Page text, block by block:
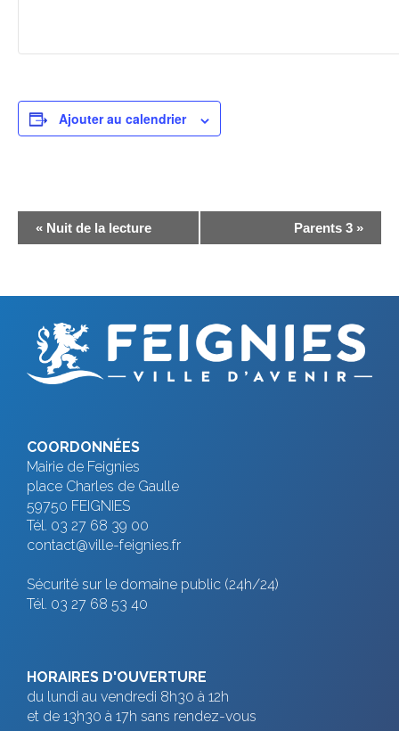
Ajouter au calendrier
a
o
n
É
è
m
e
« Nuit de la lecture Parents 3 »
COORDONNÉES
Mairie de Feignies
place Charles de Gaulle
59750 FEIGNIES
Tél. 03 27 68 39 00
contact@ville-feignies.fr
Sécurité sur le domaine public (24h/24)
Tél. 03 27 68 53 40
HORAIRES D'OUVERTURE
du lundi au vendredi 8h30 à 12h
et de 13h30 à 17h sans rendez-vous